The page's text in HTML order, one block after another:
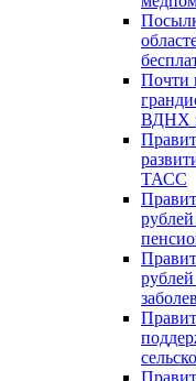
Почти
ВДНХ
ТАСС